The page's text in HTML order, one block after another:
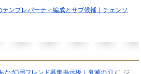
テンプレパーティ編成とサブ候補｜チェンソ
かざ)用フレンド募集掲示板｜鬼滅の刃 に ジ